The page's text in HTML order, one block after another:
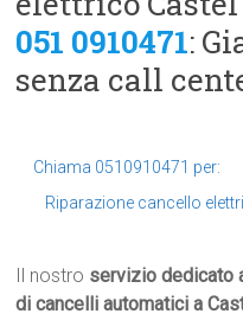
051 0910471:
senza call
Chiama 0510910471 per:
Riparazione cancello
Il nostro servizio dedicato
di cancelli automatici a